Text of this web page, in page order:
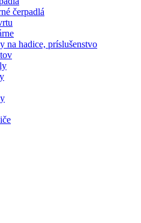
čerpadlá
na hadice, príslušenstvo